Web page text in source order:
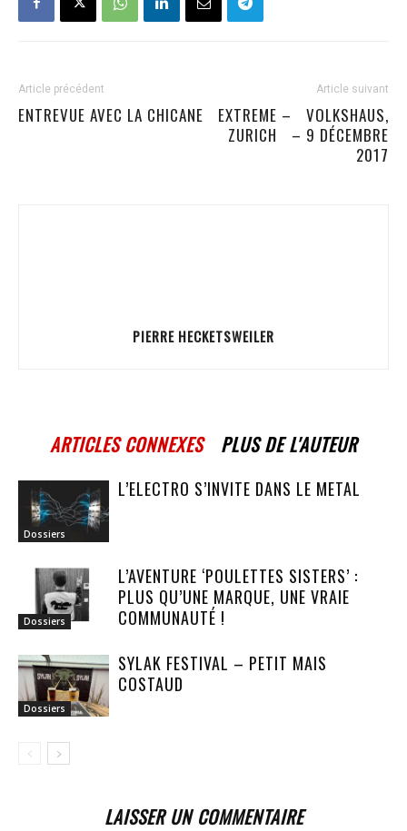
Article précédent
ENTREVUE AVEC LA CHICANE
Article suivant
EXTREME – VOLKSHAUS,
ZURICH – 9 DÉCEMBRE
2017
PIERRE HECKETSWEILER
ARTICLES CONNEXES PLUS DE L'AUTEUR
Dossiers
L’ELECTRO S’INVITE DANS LE METAL
Dossiers
L’AVENTURE ‘POULETTES SISTERS’ :
PLUS QU’UNE MARQUE, UNE VRAIE
COMMUNAUTÉ !
Dossiers
SYLAK FESTIVAL – PETIT MAIS
COSTAUD
LAISSER UN COMMENTAIRE